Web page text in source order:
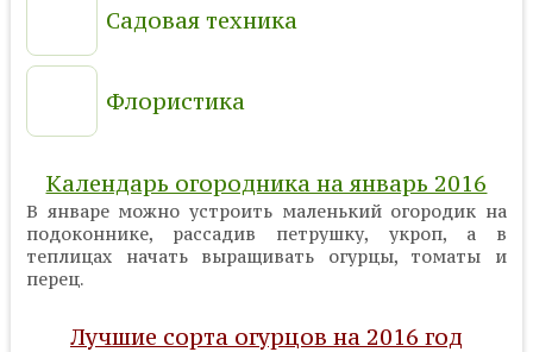
Садовая техника
Флористика
Календарь огородника на январь 2016
В январе можно устроить маленький огородик на
подоконнике, рассадив петрушку, укроп, а в
теплицах начать выращивать огурцы, томаты и
перец.
Лучшие сорта огурцов на 2016 год